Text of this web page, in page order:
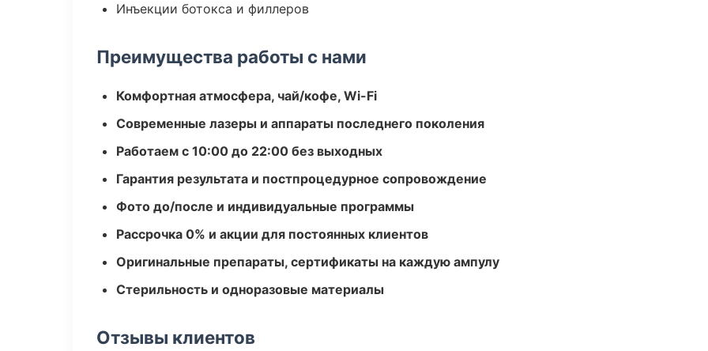
Инъекции ботокса и филлеров
Преимущества работы с нами
Комфортная атмосфера, чай/кофе, Wi-Fi
Современные лазеры и аппараты последнего поколения
Работаем с 10:00 до 22:00 без выходных
Гарантия результата и постпроцедурное сопровождение
Фото до/после и индивидуальные программы
Рассрочка 0% и акции для постоянных клиентов
Оригинальные препараты, сертификаты на каждую ампулу
Стерильность и одноразовые материалы
Отзывы клиентов